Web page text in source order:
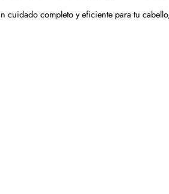
completo y eficiente para tu